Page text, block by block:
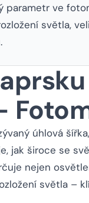
parametr ve
světla,
úhlová
jak široce se
nejen
světla –